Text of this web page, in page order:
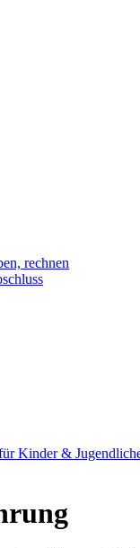
rechnen
Kinder &